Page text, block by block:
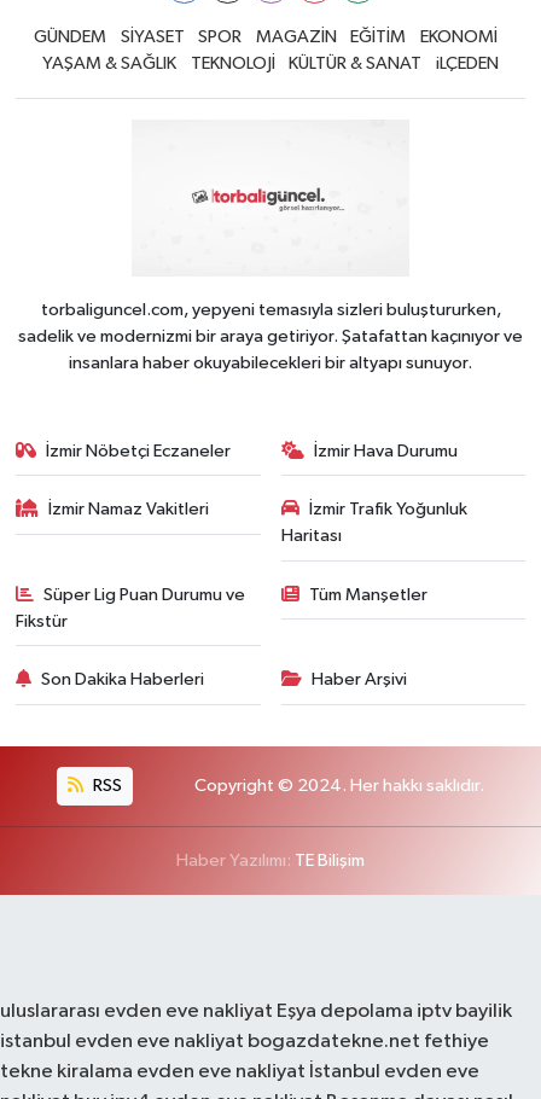
GÜNDEM SİYASET SPOR MAGAZİN EĞİTİM
EKONOMİ
YAŞAM & SAĞLIK
TEKNOLOJİ KÜLTÜR & SANAT iLÇEDEN
torbaliguncel.com, yepyeni temasıyla sizleri buluştururken,
sadelik ve modernizmi bir araya getiriyor. Şatafattan kaçınıyor ve
insanlara haber okuyabilecekleri bir altyapı sunuyor.
İzmir Nöbetçi Eczaneler İzmir Hava Durumu
İzmir Namaz Vakitleri
İzmir Trafik Yoğunluk
Haritası
Süper Lig Puan Durumu ve
Fikstür
Tüm Manşetler
Son Dakika Haberleri Haber Arşivi
RSS Copyright © 2024. Her hakkı saklıdır.
Haber Yazılımı: TE Bilişim
uluslararası evden eve nakliyat Eşya depolama iptv bayilik
istanbul evden eve nakliyat bogazdatekne.net fethiye
tekne kiralama evden eve nakliyat İstanbul evden eve